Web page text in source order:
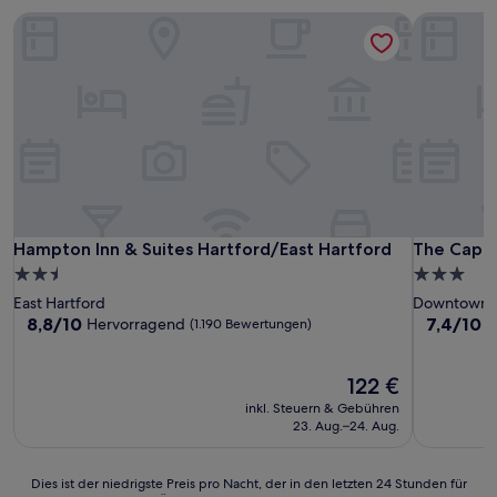
Hampton Inn & Suites Hartford/East Hartford
Hampton Inn & Suites Hartford/East Hartford
2.5-
Sterne-
Unterkunft
East Hartford
8.8
8,8/10 Hervorragend (1.190 Bewertungen)
Der
Preis
beträgt
122 €
inkl. Steuern & Gebühren
23. Aug.–24. Aug.
The
The
3.0-
Sterne-
Downtown
7.4
7,4/10
DiesDies ist der niedrigste Preis pro Nacht, der in den letzten 24 Stunden für